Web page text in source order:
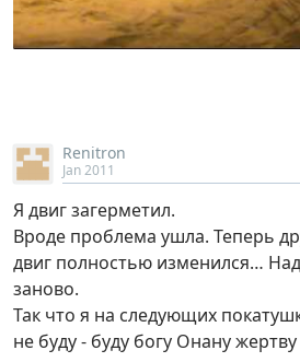
Renitron
Jan 2011
Я двиг загерметил.
Вроде проблема ушла. Теперь
двиг полностью изменился…
заново.
Так что я на следующих
не буду - буду богу Онану